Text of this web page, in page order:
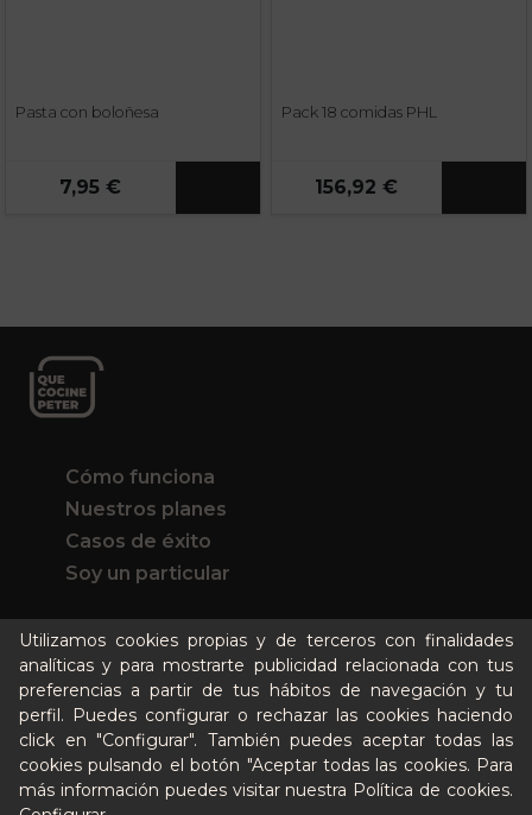
Pasta con boloñesa
7,95 €
Pack 18 comidas PHL
156,92 €
Utilizamos cookies propias y de terceros con finalidades
analíticas y para mostrarte publicidad relacionada con tus
preferencias a partir de tus hábitos de navegación y tu
perfil. Puedes configurar o rechazar las cookies haciendo
click en "Configurar". También puedes aceptar todas las
cookies pulsando el botón "Aceptar todas las cookies. Para
más información puedes visitar nuestra Política de cookies.
Cómo funciona
Nuestros planes
Casos de éxito
Soy un particular
Quién es Peter
Recursos / Blog
Cultura
Llámanos al 644 52 51 02
Escríbenos al Whatsapp
Escríbenos al correo